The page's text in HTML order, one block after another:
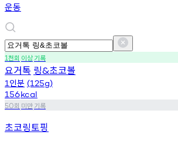
운동
1천회 이상기록
요거톡 링&초코볼
1 인분 (125g)
156kcal
50회 미만기록
초코링토핑